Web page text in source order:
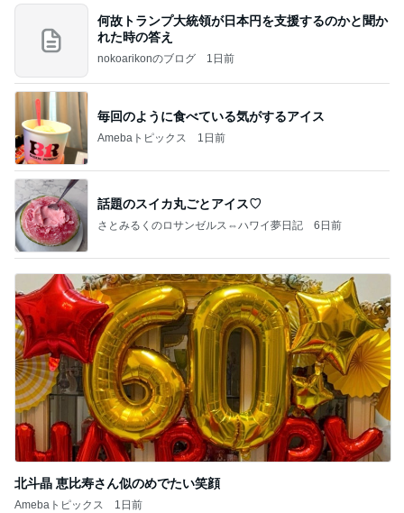
何故トランプ大統領が日本円を支援するのかと聞か
れた時の答え
nokoarikonのブログ 1日前
毎回のように食べている気がするアイス
Amebaトピックス 1日前
話題のスイカ丸ごとアイス♡
さとみるくのロサンゼルス⇔ハワイ夢日記 6日前
北斗晶 恵比寿さん似のめでたい笑顔
Amebaトピックス 1日前